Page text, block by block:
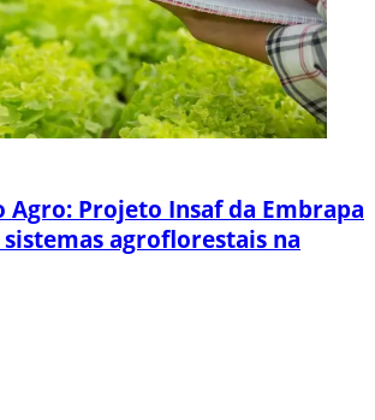
Agro: Projeto Insaf da Embrapa
agroflorestais na